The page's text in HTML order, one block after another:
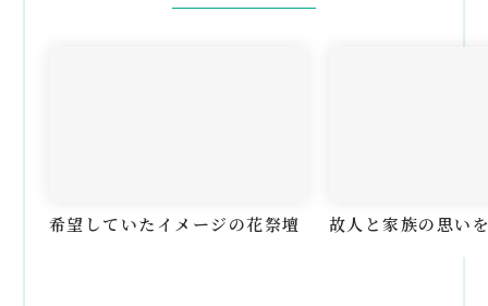
希望していたイメージの花祭壇 故人と家族の思い